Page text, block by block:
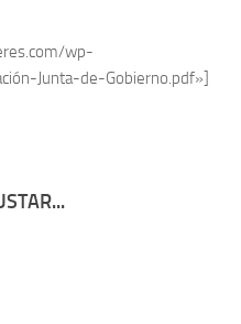
wp-
Junta-de-Gobierno.pdf»]